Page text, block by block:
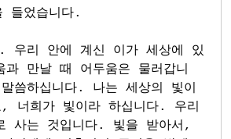
들었습니다.
. 우리 안에 계신 이가 세상에 있
만날 때 어두움은 물러갑니
씀하십니다. 나는 세상의 빛이
너희가 빛이라 하십니다. 우리
사는 것입니다. 빛을 받아서,